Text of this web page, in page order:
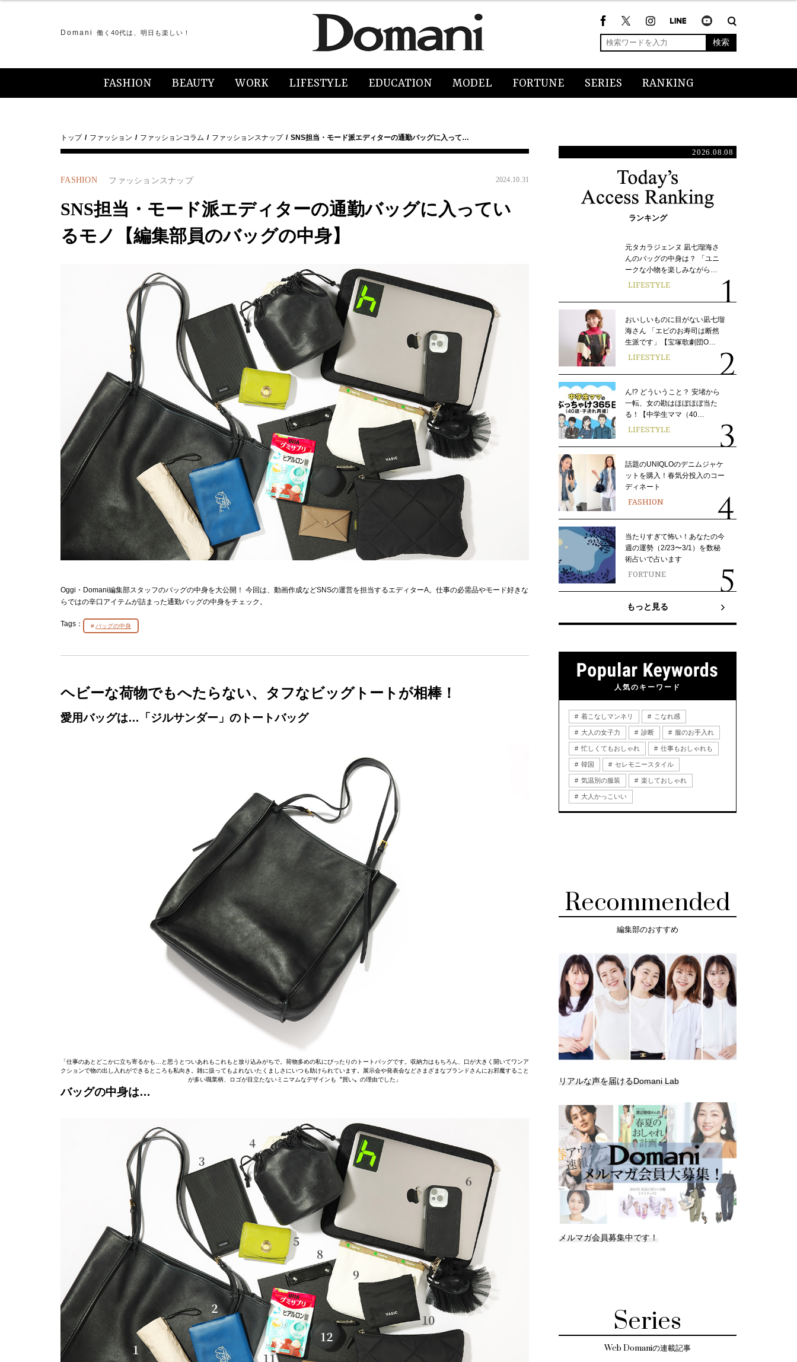
Domani 働く40代は、明日も楽しい！
検索
FASHION BEAUTY WORK LIFESTYLE EDUCATION MODEL FORTUNE SERIES RANKING
トップ ファッション ファッションコラム ファッションスナップ SNS担当・モード派エディターの通勤バッグに入って…
FASHION ファッションスナップ 2024.10.31
SNS担当・モード派エディターの通勤バッグに入ってい
るモノ【編集部員のバッグの中身】
Oggi・Domani編集部スタッフのバッグの中身を大公開！ 今回は、動画作成などSNSの運営を担当するエディターA。仕事の必需品やモード好きな
らではの辛口アイテムが詰まった通勤バッグの中身をチェック。
Tags： バッグの中身
ヘビーな荷物でもへたらない、タフなビッグトートが相棒！
愛用バッグは…「ジルサンダー」のトートバッグ
「仕事のあとどこかに立ち寄るかも…と思うとついあれもこれもと放り込みがちで。荷物多めの私にぴったりのトートバッグです。収納力はもちろん、口が大きく開いてワンア
クションで物の出し入れができるところも私向き。雑に扱ってもよれないたくましさにいつも助けられています。展示会や発表会などさまざまなブランドさんにお邪魔すること
が多い職業柄、ロゴが目立たないミニマムなデザインも〝買い〟の理由でした」
バッグの中身は…
2026.08.08
ランキング
元タカラジェンヌ 凪七瑠海さ
んのバッグの中身は？ 「ユニ
ークな小物を楽しみながら…
LIFESTYLE
おいしいものに目がない凪七瑠
海さん 「エビのお寿司は断然
生派です」【宝塚歌劇団O…
LIFESTYLE
ん!? どういうこと？ 安堵から
一転、女の勘はほぼほぼ当た
る！【中学生ママ（40…
LIFESTYLE
話題のUNIQLOのデニムジャケ
ットを購入！春気分投入のコー
ディネート
FASHION
当たりすぎて怖い！あなたの今
週の運勢（2/23〜3/1）を数秘
術占いで占います
FORTUNE
もっと見る
人気のキーワード
着こなしマンネリ こなれ感
大人の女子力 診断 服のお手入れ
忙しくてもおしゃれ 仕事もおしゃれも
韓国 セレモニースタイル
気温別の服装 楽しておしゃれ
大人かっこいい
Recommended
編集部のおすすめ
リアルな声を届けるDomani Lab
メルマガ会員募集中です！
Series
Web Domaniの連載記事